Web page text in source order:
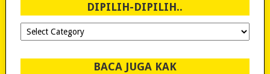
DIPILIH-DIPILIH..
Dipilih-
dipilih..
BACA JUGA KAK